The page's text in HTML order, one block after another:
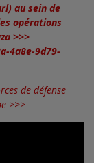
au sein de
opérations
>>>
4a8e-9d79-
de défense
>>>